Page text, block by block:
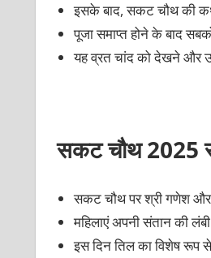
इसके बाद, सकट चौथ की
पूजा समाप्त होने के बाद
यह व्रत चांद को देखने और
सकट चौथ 2025
सकट चौथ पर श्री गणेश और
महिलाएं अपनी संतान की
इस दिन तिल का विशेष रूप